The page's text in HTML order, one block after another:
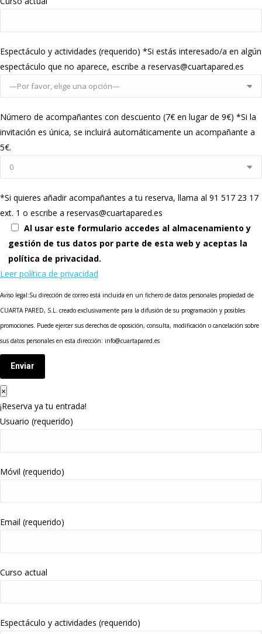
Espectáculo y actividades (requerido) *Si estás interesado/a en algún
espectáculo que no aparece, escribe a reservas@cuartapared.es
Número de acompañantes con descuento (7€ en lugar de 9€) *Si la
invitación es única, se incluirá automáticamente un acompañante a
5€.
*Si quieres añadir acompañantes a tu reserva, llama al 91 517 23 17
ext. 1 o escribe a reservas@cuartapared.es
Al usar este formulario accedes al almacenamiento y
gestión de tus datos por parte de esta web y aceptas la
política de privacidad.
Leer política de privacidad
Aviso legal:Su dirección de correo está incluida en un fichero de datos personales propiedad de
CUARTA PARED, S.L. creado exclusivamente para la difusión de su programación y posibles
promociones. Puede ejercer sus derechos de oposición, consulta, modificación o cancelación sobre
sus datos personales en esta dirección: info@cuartapared.es
Enviar
×
¡Reserva ya tu entrada!
Usuario (requerido)
Móvil (requerido)
Email (requerido)
Curso actual
Espectáculo y actividades (requerido)